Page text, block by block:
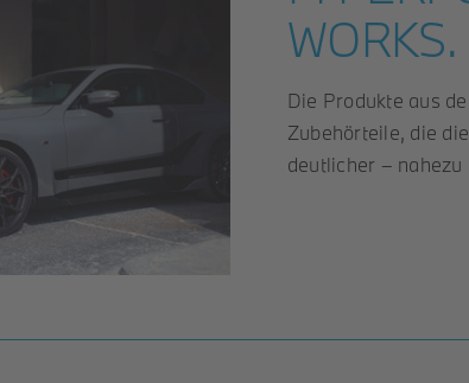
WORKS.
Die Produkte aus
Zubehörteile, die
deutlicher –